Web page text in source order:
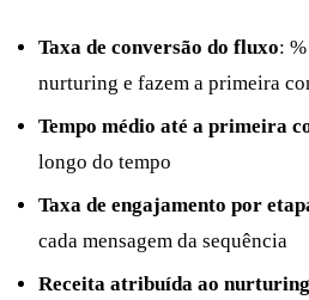
Taxa de conversão do fluxo:
nurturing e fazem a primeira
Tempo médio até a primeira
longo do tempo
Taxa de engajamento por
cada mensagem da sequência
Receita atribuída ao nurturing